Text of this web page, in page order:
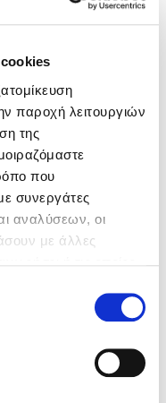
cookies
παροχή λειτουργιών
της
που
συνεργάτες
αναλύσεων, οι
με άλλες
με την εφαρμογή
(200gr A+200gr B)